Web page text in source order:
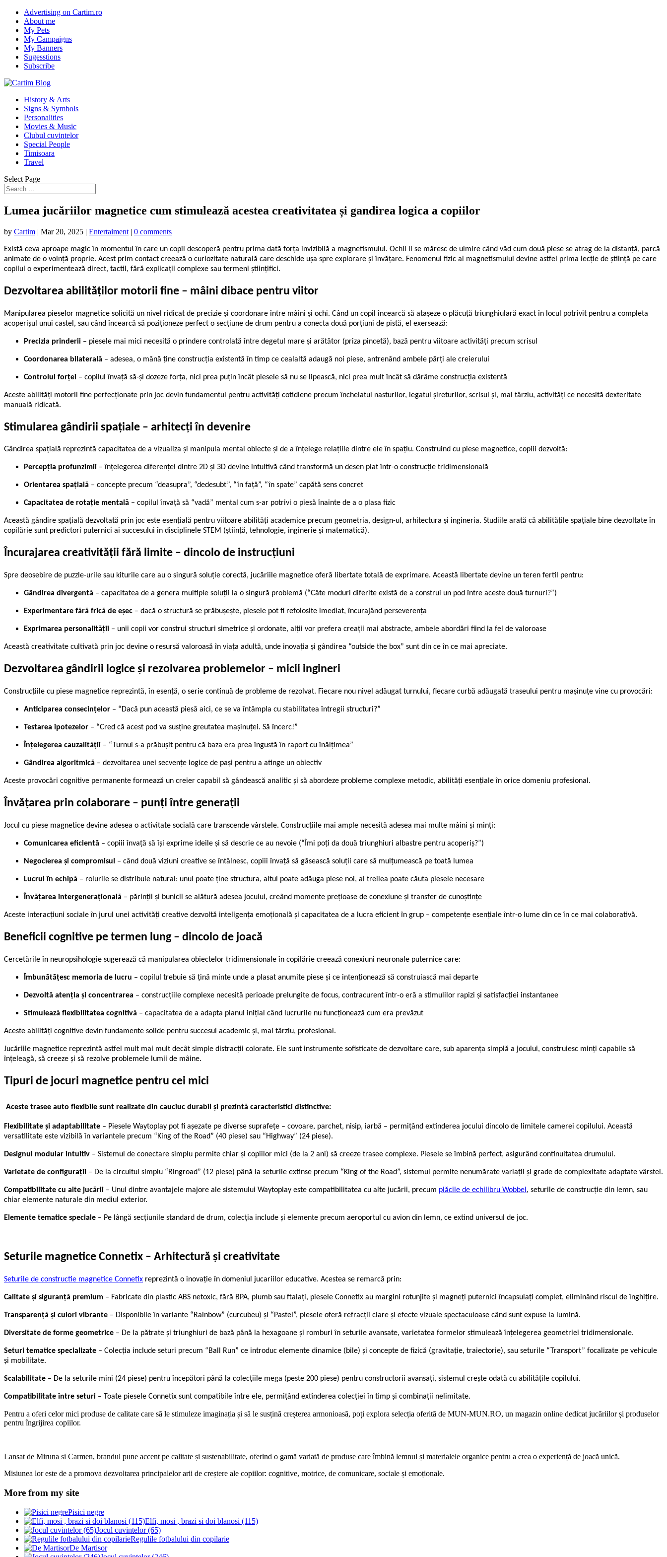
Advertising on Cartim.ro
About me
My Pets
My Campaigns
My Banners
Sugesstions
Subscribe
History & Arts
Signs & Symbols
Personalities
Movies & Music
Clubul cuvintelor
Special People
Timisoara
Travel
Select Page
Lumea jucăriilor magnetice cum stimulează acestea creativitatea și gandirea logica a copiilor
by Cartim | Mar 20, 2025 | Entertaiment | 0 comments
Există ceva aproape magic în momentul în care un copil descoperă pentru prima dată forța invizibilă a magnetismului. Ochii li se măresc de uimire când văd cum două piese se atrag de la distanță, parcă
animate de o voință proprie. Acest prim contact creează o curiozitate naturală care deschide ușa spre explorare și învățare. Fenomenul fizic al magnetismului devine astfel prima lecție de știință pe care
copilul o experimentează direct, tactil, fără explicații complexe sau termeni științifici.
Dezvoltarea abilităților motorii fine – mâini dibace pentru viitor
Manipularea pieselor magnetice solicită un nivel ridicat de precizie și coordonare între mâini și ochi. Când un copil încearcă să atașeze o plăcuță triunghiulară exact în locul potrivit pentru a completa
acoperișul unui castel, sau când încearcă să poziționeze perfect o secțiune de drum pentru a conecta două porțiuni de pistă, el exersează:
Precizia prinderii – piesele mai mici necesită o prindere controlată între degetul mare și arătător (priza pincetă), bază pentru viitoare activități precum scrisul
Coordonarea bilaterală – adesea, o mână ține construcția existentă în timp ce cealaltă adaugă noi piese, antrenând ambele părți ale creierului
Controlul forței – copilul învață să-și dozeze forța, nici prea puțin încât piesele să nu se lipească, nici prea mult încât să dărâme construcția existentă
Aceste abilități motorii fine perfecționate prin joc devin fundamentul pentru activități cotidiene precum încheiatul nasturilor, legatul șireturilor, scrisul și, mai târziu, activități ce necesită dexteritate
manuală ridicată.
Stimularea gândirii spațiale – arhitecți în devenire
Gândirea spațială reprezintă capacitatea de a vizualiza și manipula mental obiecte și de a înțelege relațiile dintre ele în spațiu. Construind cu piese magnetice, copiii dezvoltă:
Percepția profunzimii – înțelegerea diferenței dintre 2D și 3D devine intuitivă când transformă un desen plat într-o construcție tridimensională
Orientarea spațială – concepte precum “deasupra”, “dedesubt”, “în față”, “în spate” capătă sens concret
Capacitatea de rotație mentală – copilul învață să “vadă” mental cum s-ar potrivi o piesă înainte de a o plasa fizic
Această gândire spațială dezvoltată prin joc este esențială pentru viitoare abilități academice precum geometria, design-ul, arhitectura și ingineria. Studiile arată că abilitățile spațiale bine dezvoltate în
copilărie sunt predictori puternici ai succesului în disciplinele STEM (știință, tehnologie, inginerie și matematică).
Încurajarea creativității fără limite – dincolo de instrucțiuni
Spre deosebire de puzzle-urile sau kiturile care au o singură soluție corectă, jucăriile magnetice oferă libertate totală de exprimare. Această libertate devine un teren fertil pentru:
Gândirea divergentă – capacitatea de a genera multiple soluții la o singură problemă (“Câte moduri diferite există de a construi un pod între aceste două turnuri?”)
Experimentare fără frică de eșec – dacă o structură se prăbușește, piesele pot fi refolosite imediat, încurajând perseverența
Exprimarea personalității – unii copii vor construi structuri simetrice și ordonate, alții vor prefera creații mai abstracte, ambele abordări fiind la fel de valoroase
Această creativitate cultivată prin joc devine o resursă valoroasă în viața adultă, unde inovația și gândirea “outside the box” sunt din ce în ce mai apreciate.
Dezvoltarea gândirii logice și rezolvarea problemelor – micii ingineri
Construcțiile cu piese magnetice reprezintă, în esență, o serie continuă de probleme de rezolvat. Fiecare nou nivel adăugat turnului, fiecare curbă adăugată traseului pentru mașinuțe vine cu provocări:
Anticiparea consecințelor – “Dacă pun această piesă aici, ce se va întâmpla cu stabilitatea întregii structuri?”
Testarea ipotezelor – “Cred că acest pod va susține greutatea mașinuței. Să încerc!”
Înțelegerea cauzalității – “Turnul s-a prăbușit pentru că baza era prea îngustă în raport cu înălțimea”
Gândirea algoritmică – dezvoltarea unei secvențe logice de pași pentru a atinge un obiectiv
Aceste provocări cognitive permanente formează un creier capabil să gândească analitic și să abordeze probleme complexe metodic, abilități esențiale în orice domeniu profesional.
Învățarea prin colaborare – punți între generații
Jocul cu piese magnetice devine adesea o activitate socială care transcende vârstele. Construcțiile mai ample necesită adesea mai multe mâini și minți:
Comunicarea eficientă – copiii învață să își exprime ideile și să descrie ce au nevoie (“Îmi poți da două triunghiuri albastre pentru acoperiș?”)
Negocierea și compromisul – când două viziuni creative se întâlnesc, copiii învață să găsească soluții care să mulțumească pe toată lumea
Lucrul în echipă – rolurile se distribuie natural: unul poate ține structura, altul poate adăuga piese noi, al treilea poate căuta piesele necesare
Învățarea intergenerațională – părinții și bunicii se alătură adesea jocului, creând momente prețioase de conexiune și transfer de cunoștințe
Aceste interacțiuni sociale în jurul unei activități creative dezvoltă inteligența emoțională și capacitatea de a lucra eficient în grup – competențe esențiale într-o lume din ce în ce mai colaborativă.
Beneficii cognitive pe termen lung – dincolo de joacă
Cercetările în neuropsihologie sugerează că manipularea obiectelor tridimensionale în copilărie creează conexiuni neuronale puternice care:
Îmbunătățesc memoria de lucru – copilul trebuie să țină minte unde a plasat anumite piese și ce intenționează să construiască mai departe
Dezvoltă atenția și concentrarea – construcțiile complexe necesită perioade prelungite de focus, contracurent într-o eră a stimulilor rapizi și satisfacției instantanee
Stimulează flexibilitatea cognitivă – capacitatea de a adapta planul inițial când lucrurile nu funcționează cum era prevăzut
Aceste abilități cognitive devin fundamente solide pentru succesul academic și, mai târziu, profesional.
Jucăriile magnetice reprezintă astfel mult mai mult decât simple distracții colorate. Ele sunt instrumente sofisticate de dezvoltare care, sub aparența simplă a jocului, construiesc minți capabile să
înțeleagă, să creeze și să rezolve problemele lumii de mâine.
Tipuri de jocuri magnetice pentru cei mici
Aceste trasee auto flexibile sunt realizate din cauciuc durabil și prezintă caracteristici distinctive:
Flexibilitate și adaptabilitate – Piesele Waytoplay pot fi așezate pe diverse suprafețe – covoare, parchet, nisip, iarbă – permițând extinderea jocului dincolo de limitele camerei copilului. Această
versatilitate este vizibilă în variantele precum “King of the Road” (40 piese) sau “Highway” (24 piese).
Designul modular intuitiv – Sistemul de conectare simplu permite chiar și copiilor mici (de la 2 ani) să creeze trasee complexe. Piesele se îmbină perfect, asigurând continuitatea drumului.
Varietate de configurații – De la circuitul simplu “Ringroad” (12 piese) până la seturile extinse precum “King of the Road”, sistemul permite nenumărate variații și grade de complexitate adaptate vârstei.
Compatibilitate cu alte jucării – Unul dintre avantajele majore ale sistemului Waytoplay este compatibilitatea cu alte jucării, precum plăcile de echilibru Wobbel, seturile de construcție din lemn, sau
chiar elemente naturale din mediul exterior.
Elemente tematice speciale – Pe lângă secțiunile standard de drum, colecția include și elemente precum aeroportul cu avion din lemn, ce extind universul de joc.
Seturile magnetice Connetix – Arhitectură și creativitate
Seturile de constructie magnetice Connetix reprezintă o inovație în domeniul jucariilor educative. Acestea se remarcă prin:
Calitate și siguranță premium – Fabricate din plastic ABS netoxic, fără BPA, plumb sau ftalați, piesele Connetix au margini rotunjite și magneți puternici încapsulați complet, eliminând riscul de înghițire.
Transparență și culori vibrante – Disponibile în variante “Rainbow” (curcubeu) și “Pastel”, piesele oferă refracții clare și efecte vizuale spectaculoase când sunt expuse la lumină.
Diversitate de forme geometrice – De la pătrate și triunghiuri de bază până la hexagoane și romburi în seturile avansate, varietatea formelor stimulează înțelegerea geometriei tridimensionale.
Seturi tematice specializate – Colecția include seturi precum “Ball Run” ce introduc elemente dinamice (bile) și concepte de fizică (gravitație, traiectorie), sau seturile “Transport” focalizate pe vehicule
și mobilitate.
Scalabilitate – De la seturile mini (24 piese) pentru începători până la colecțiile mega (peste 200 piese) pentru constructorii avansați, sistemul crește odată cu abilitățile copilului.
Compatibilitate între seturi – Toate piesele Connetix sunt compatibile între ele, permițând extinderea colecției în timp și combinații nelimitate.
Pentru a oferi celor mici produse de calitate care să le stimuleze imaginația și să le susțină creșterea armonioasă, poți explora selecția oferită de MUN-MUN.RO, un magazin online dedicat jucăriilor și produselor
pentru îngrijirea copiilor.
Lansat de Miruna si Carmen, brandul pune accent pe calitate și sustenabilitate, oferind o gamă variată de produse care îmbină lemnul și materialele organice pentru a crea o experiență de joacă unică.
Misiunea lor este de a promova dezvoltarea principalelor arii de creștere ale copiilor: cognitive, motrice, de comunicare, sociale și emoționale.
More from my site
Pisici negre
Elfi, mosi , brazi si doi blanosi (115)
Jocul cuvintelor (65)
Regulile fotbalului din copilarie
De Martisor